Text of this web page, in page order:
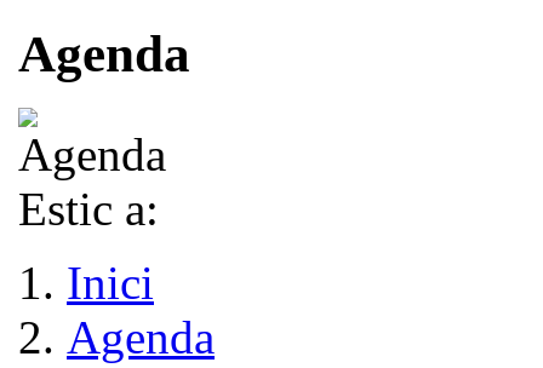
Agenda
Estic a:
Inici
Agenda